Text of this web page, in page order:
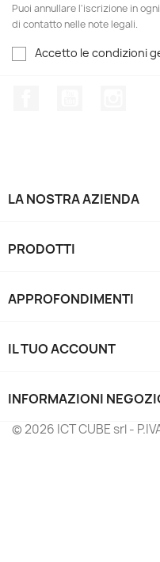
Puoi annullare l'iscrizione in
di contatto nelle note legali.
Accetto le condizioni
LA NOSTRA AZIENDA
PRODOTTI
APPROFONDIMENTI
IL TUO ACCOUNT
INFORMAZIONI
© 2026 ICT CUBE srl -